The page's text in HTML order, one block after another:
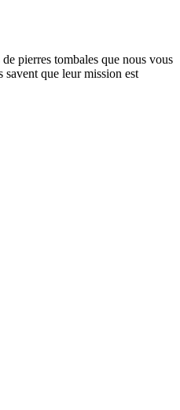
pierres tombales que nous vous
savent que leur mission est